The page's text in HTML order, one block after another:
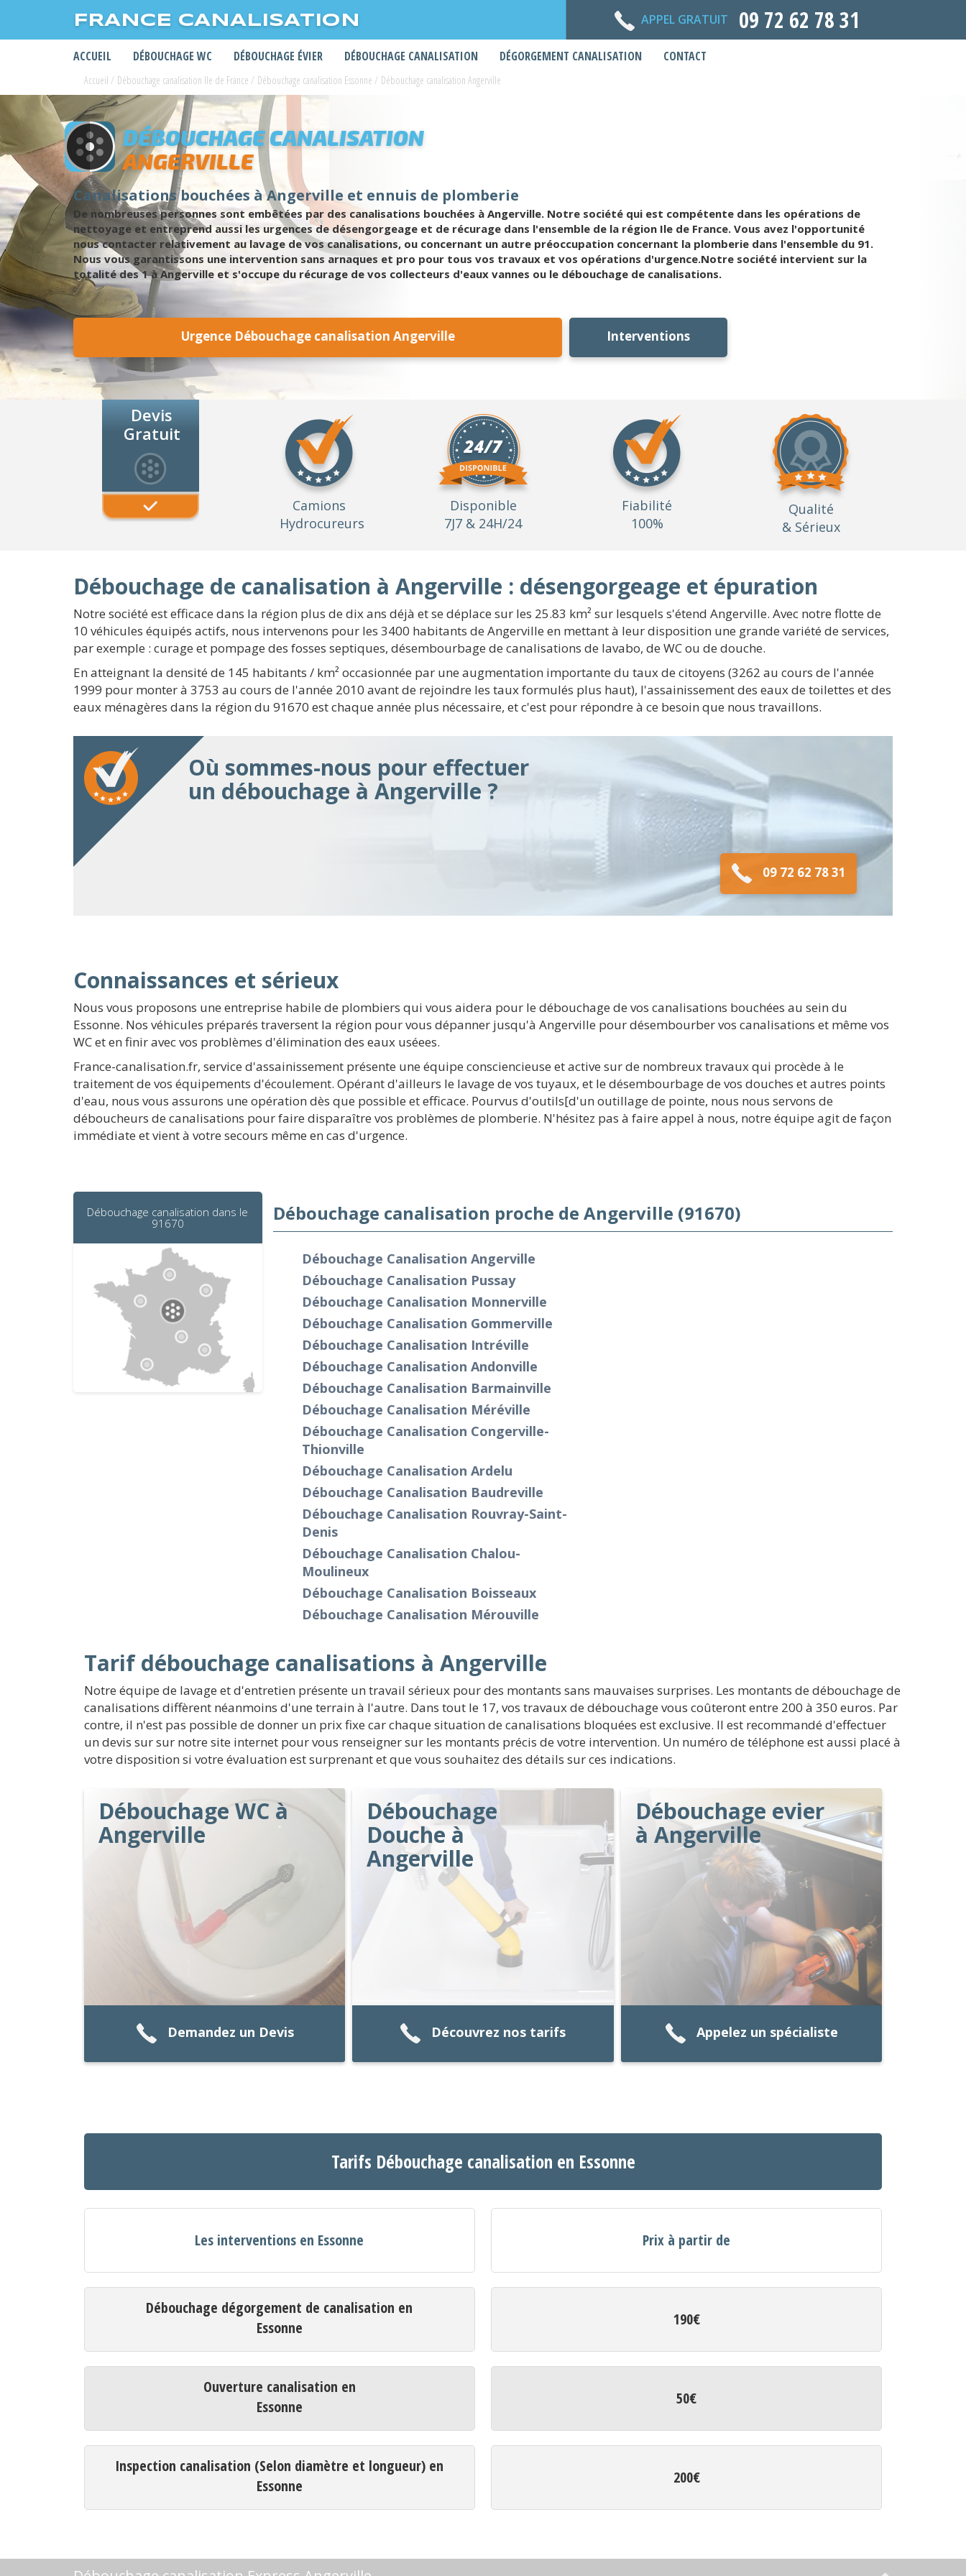
FRANCE CANALISATION APPEL GRATUIT 09 72 62 78 31
ACCUEIL DÉBOUCHAGE WC DÉBOUCHAGE ÉVIER DÉBOUCHAGE CANALISATION DÉGORGEMENT CANALISATION CONTACT
Accueil / Débouchage canalisation Ile de France / Débouchage canalisation Essonne / Débouchage canalisation Angerville
DÉBOUCHAGE CANALISATION
ANGERVILLE
Canalisations bouchées à Angerville et ennuis de plomberie
De nombreuses personnes sont embêtées par des canalisations bouchées à Angerville. Notre société qui est compétente dans les opérations de
nettoyage et entreprend aussi les urgences de désengorgeage et de récurage dans l'ensemble de la région Ile de France. Vous avez l'opportunité
nous contacter relativement au lavage de vos canalisations, ou concernant un autre préoccupation concernant la plomberie dans l'ensemble du 91.
Nous vous garantissons une intervention sans arnaques et pro pour tous vos travaux et vos opérations d'urgence.Notre société intervient sur la
totalité des 1 à Angerville et s'occupe du récurage de vos collecteurs d'eaux vannes ou le débouchage de canalisations.
Urgence Débouchage canalisation Angerville Interventions
Devis
Gratuit
Camions
Hydrocureurs
Disponible
7J7 & 24H/24
Fiabilité
100%
Qualité
& Sérieux
Débouchage de canalisation à Angerville : désengorgeage et épuration
Notre société est efficace dans la région plus de dix ans déjà et se déplace sur les 25.83 km² sur lesquels s'étend Angerville. Avec notre flotte de
10 véhicules équipés actifs, nous intervenons pour les 3400 habitants de Angerville en mettant à leur disposition une grande variété de services,
par exemple : curage et pompage des fosses septiques, désembourbage de canalisations de lavabo, de WC ou de douche.
En atteignant la densité de 145 habitants / km² occasionnée par une augmentation importante du taux de citoyens (3262 au cours de l'année
1999 pour monter à 3753 au cours de l'année 2010 avant de rejoindre les taux formulés plus haut), l'assainissement des eaux de toilettes et des
eaux ménagères dans la région du 91670 est chaque année plus nécessaire, et c'est pour répondre à ce besoin que nous travaillons.
Où sommes-nous pour effectuer
un débouchage à Angerville ?
09 72 62 78 31
Connaissances et sérieux
Nous vous proposons une entreprise habile de plombiers qui vous aidera pour le débouchage de vos canalisations bouchées au sein du
Essonne. Nos véhicules préparés traversent la région pour vous dépanner jusqu'à Angerville pour désembourber vos canalisations et même vos
WC et en finir avec vos problèmes d'élimination des eaux uséees.
France-canalisation.fr, service d'assainissement présente une équipe consciencieuse et active sur de nombreux travaux qui procède à le
traitement de vos équipements d'écoulement. Opérant d'ailleurs le lavage de vos tuyaux, et le désembourbage de vos douches et autres points
d'eau, nous vous assurons une opération dès que possible et efficace. Pourvus d'outils[d'un outillage de pointe, nous nous servons de
déboucheurs de canalisations pour faire disparaître vos problèmes de plomberie. N'hésitez pas à faire appel à nous, notre équipe agit de façon
immédiate et vient à votre secours même en cas d'urgence.
Débouchage canalisation dans le
91670
Débouchage canalisation proche de Angerville (91670)
Débouchage Canalisation Angerville
Débouchage Canalisation Pussay
Débouchage Canalisation Monnerville
Débouchage Canalisation Gommerville
Débouchage Canalisation Intréville
Débouchage Canalisation Andonville
Débouchage Canalisation Barmainville
Débouchage Canalisation Méréville
Débouchage Canalisation Congerville-
Thionville
Débouchage Canalisation Ardelu
Débouchage Canalisation Baudreville
Débouchage Canalisation Rouvray-Saint-
Denis
Débouchage Canalisation Chalou-
Moulineux
Débouchage Canalisation Boisseaux
Débouchage Canalisation Mérouville
Tarif débouchage canalisations à Angerville
Notre équipe de lavage et d'entretien présente un travail sérieux pour des montants sans mauvaises surprises. Les montants de débouchage de
canalisations diffèrent néanmoins d'une terrain à l'autre. Dans tout le 17, vos travaux de débouchage vous coûteront entre 200 à 350 euros. Par
contre, il n'est pas possible de donner un prix fixe car chaque situation de canalisations bloquées est exclusive. Il est recommandé d'effectuer
un devis sur sur notre site internet pour vous renseigner sur les montants précis de votre intervention. Un numéro de téléphone est aussi placé à
votre disposition si votre évaluation est surprenant et que vous souhaitez des détails sur ces indications.
Débouchage WC à
Angerville
Demandez un Devis
Débouchage
Douche à
Angerville
Découvrez nos tarifs
Débouchage evier
à Angerville
Appelez un spécialiste
Tarifs Débouchage canalisation en Essonne
Les interventions en Essonne Prix à partir de
Débouchage dégorgement de canalisation en
Essonne
190€
Ouverture canalisation en
Essonne
50€
Inspection canalisation (Selon diamètre et longueur) en
Essonne
200€